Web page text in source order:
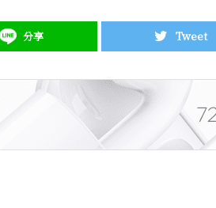
分享 Tweet